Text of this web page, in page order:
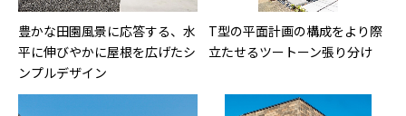
豊かな田園風景に応答する、水
平に伸びやかに屋根を広げたシ
ンプルデザイン
T型の平面計画の構成をより際
立たせるツートーン張り分け